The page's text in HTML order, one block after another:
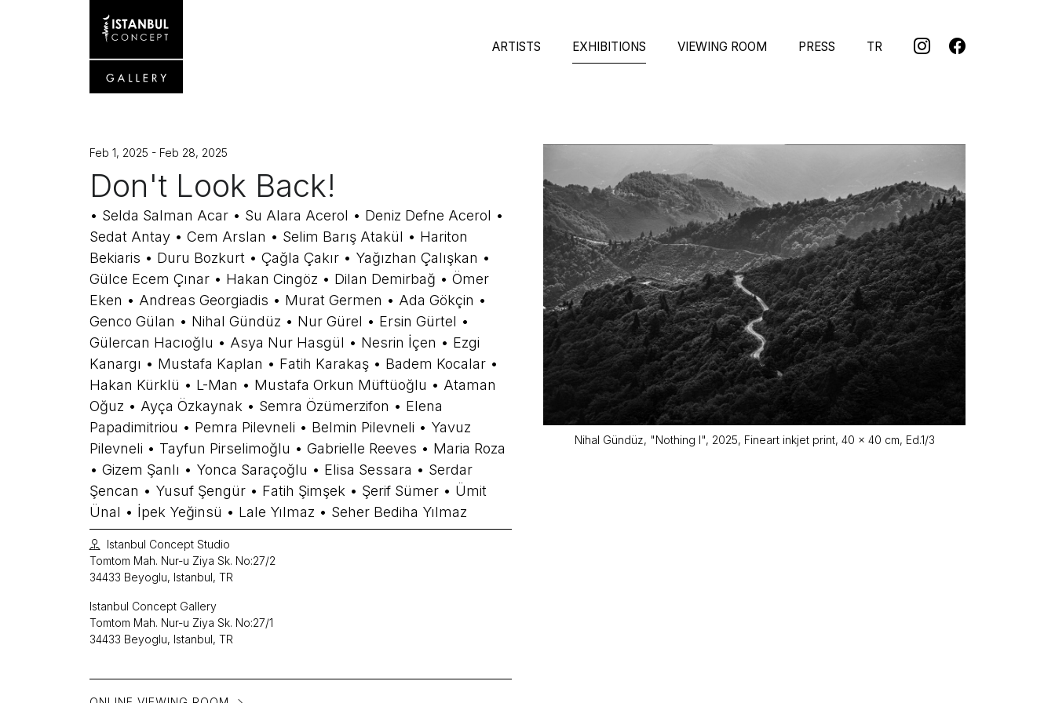
ARTISTS EXHIBITIONS VIEWING ROOM PRESS TR
Feb 1, 2025 - Feb 28, 2025
Don't Look Back!
• Selda Salman Acar • Su Alara Acerol • Deniz Defne Acerol •
Sedat Antay • Cem Arslan • Selim Barış Atakül • Hariton
Bekiaris • Duru Bozkurt • Çağla Çakır • Yağızhan Çalışkan •
Gülce Ecem Çınar • Hakan Cingöz • Dilan Demirbağ • Ömer
Eken • Andreas Georgiadis • Murat Germen • Ada Gökçin •
Genco Gülan • Nihal Gündüz • Nur Gürel • Ersin Gürtel •
Gülercan Hacıoğlu • Asya Nur Hasgül • Nesrin İçen • Ezgi
Kanargı • Mustafa Kaplan • Fatih Karakaş • Badem Kocalar •
Hakan Kürklü • L-Man • Mustafa Orkun Müftüoğlu • Ataman
Oğuz • Ayça Özkaynak • Semra Özümerzifon • Elena
Papadimitriou • Pemra Pilevneli • Belmin Pilevneli • Yavuz
Pilevneli • Tayfun Pirselimoğlu • Gabrielle Reeves • Maria Roza
• Gizem Şanlı • Yonca Saraçoğlu • Elisa Sessara • Serdar
Şencan • Yusuf Şengür • Fatih Şimşek • Şerif Sümer • Ümit
Ünal • İpek Yeğinsü • Lale Yılmaz • Seher Bediha Yılmaz
Istanbul Concept Studio
Tomtom Mah. Nur-u Ziya Sk. No:27/2
34433 Beyoglu, Istanbul, TR
Istanbul Concept Gallery
Tomtom Mah. Nur-u Ziya Sk. No:27/1
34433 Beyoglu, Istanbul, TR
Nihal Gündüz, "Nothing I", 2025, Fineart inkjet print, 40 x 40 cm, Ed.1/3